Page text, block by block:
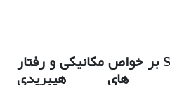
تاثیر ذرات نانومتری SiC بر خواص مکانیکی و رفتار
های هیبریدی